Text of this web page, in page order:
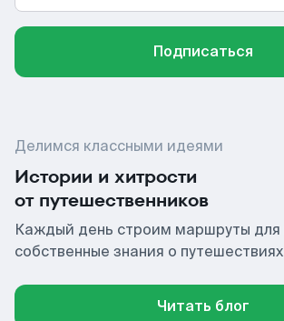
Подписаться
Делимся классными идеями
Истории и хитрости
от путешественников
Каждый день строим маршруты для
собственные знания о путешествиях
Читать блог